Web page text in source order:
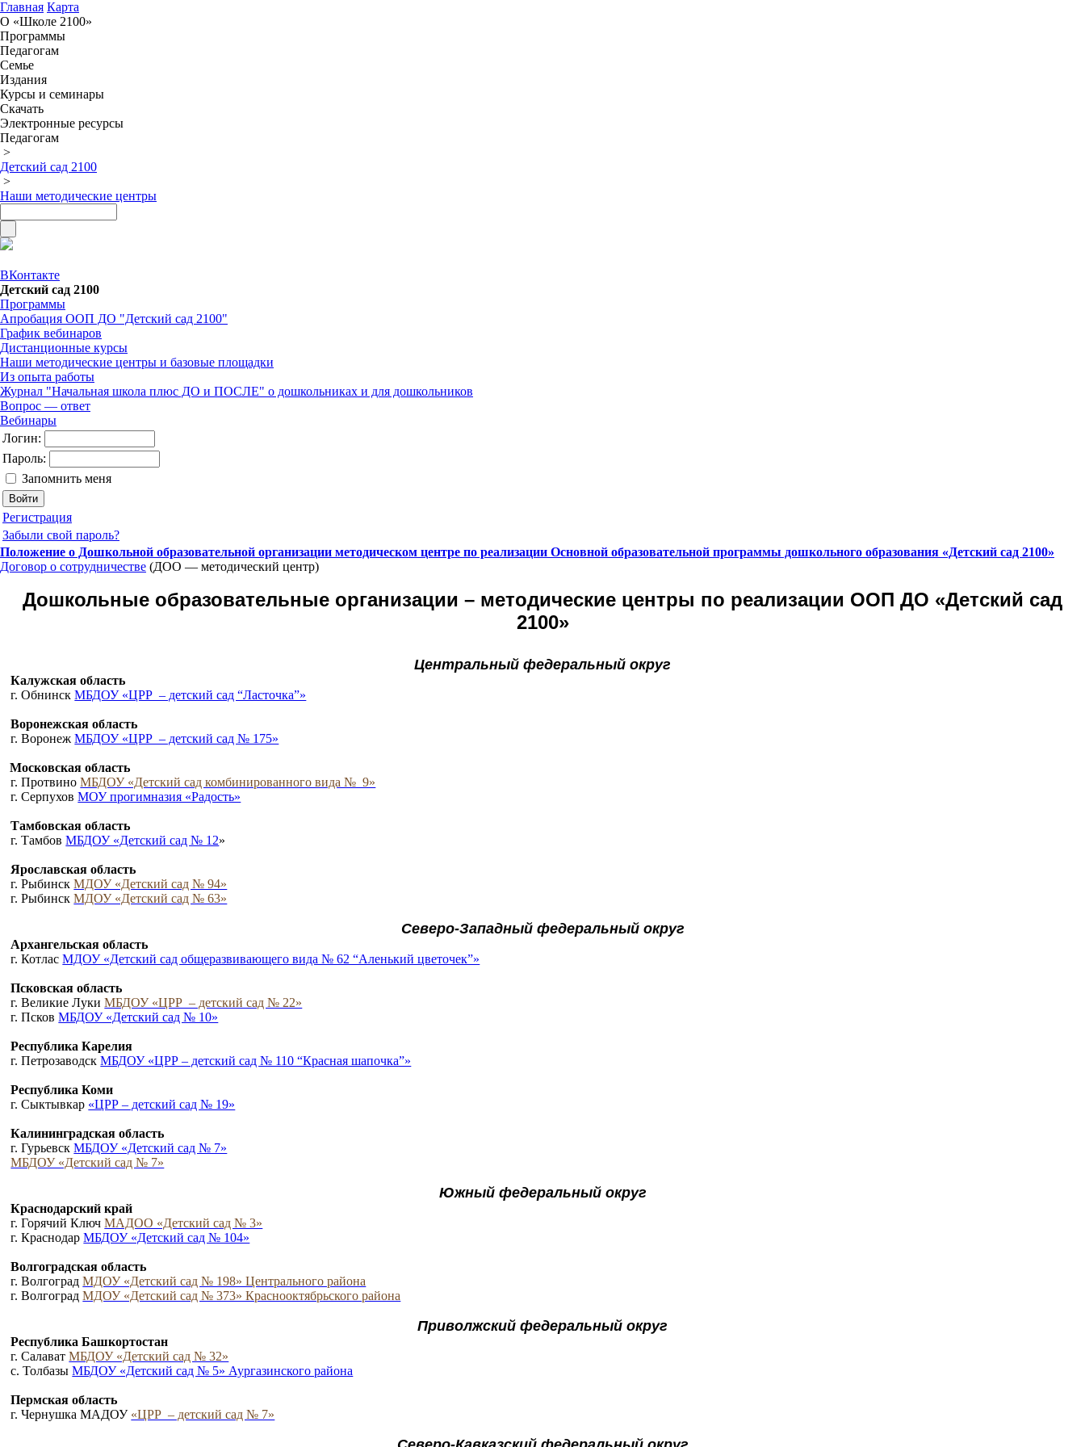
Главная Карта
О «Школе 2100»
Программы
Педагогам
Семье
Издания
Курсы и семинары
Скачать
Электронные ресурсы
Педагогам
>
Детский сад 2100
>
Наши методические центры
ВКонтакте
Детский сад 2100
Программы
Апробация ООП ДО "Детский сад 2100"
График вебинаров
Дистанционные курсы
Наши методические центры и базовые площадки
Из опыта работы
Журнал "Начальная школа плюс ДО и ПОСЛЕ" о дошкольниках и для дошкольников
Вопрос — ответ
Вебинары
Логин:
Пароль:
Запомнить меня
Регистрация
Забыли свой пароль?
Положение о Дошкольной образовательной организации методическом центре по реализации Основной образовательной программы дошкольного образования «Детский сад 2100»
Договор о сотрудничестве (ДОО — методический центр)
Дошкольные образовательные организации – методические центры по реализации ООП ДО «Детский сад
2100»
Центральный федеральный округ
Калужская область
г. ОбнинскМБДОУ «ЦРР – детский сад “Ласточка”»
Воронежская область
г. ВоронежМБДОУ «ЦРР – детский сад № 175»
Московская область
г. ПротвиноМБДОУ «Детский сад комбинированного вида № 9»
г. СерпуховМОУ прогимназия «Радость»
Тамбовская область
г. ТамбовМБДОУ «Детский сад № 12»
Ярославская область
г. РыбинскМДОУ «Детский сад № 94»
г. РыбинскМДОУ «Детский сад № 63»
Северо-Западный федеральный округ
Архангельская область
г. КотласМДОУ «Детский сад общеразвивающего вида № 62 “Аленький цветочек”»
Псковская область
г. Великие ЛукиМБДОУ «ЦРР – детский сад № 22»
г. ПсковМБДОУ «Детский сад № 10»
Республика Карелия
г. ПетрозаводскМБДОУ «ЦРР – детский сад № 110 “Красная шапочка”»
Республика Коми
г. Сыктывкар «ЦРР – детский сад № 19»
Калининградская область
г. ГурьевскМБДОУ «Детский сад № 7»
МБДОУ «Детский сад № 7»
Южный федеральный округ
Краснодарский край
г. Горячий КлючМАДОО «Детский сад № 3»
г. КраснодарМБДОУ «Детский сад № 104»
Волгоградская область
г. ВолгоградМДОУ «Детский сад № 198» Центрального района
г. ВолгоградМДОУ «Детский сад № 373» Краснооктябрьского района
Приволжский федеральный округ
Республика Башкортостан
г. СалаватМБДОУ «Детский сад № 32»
с. ТолбазыМБДОУ «Детский сад № 5» Аургазинского района
Пермская область
г. Чернушка МАДОУ «ЦРР – детский сад № 7»